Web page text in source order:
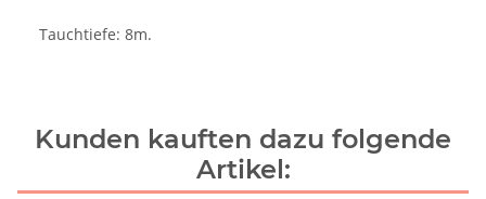
Tauchtiefe: 8m.
Kunden kauften dazu folgende
Artikel: